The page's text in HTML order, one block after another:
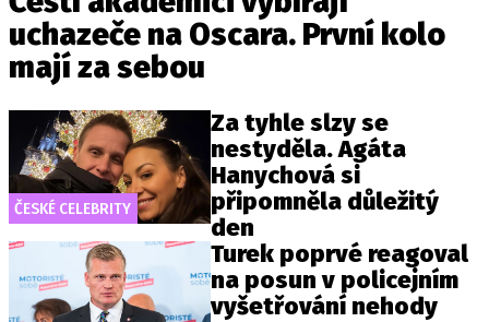
uchazeče na Oscara. První kolo
mají za sebou
ČESKÉ CELEBRITY
Za tyhle slzy se
nestyděla. Agáta
Hanychová si
připomněla důležitý
den
Turek poprvé reagoval
na posun v policejním
vyšetřování nehody